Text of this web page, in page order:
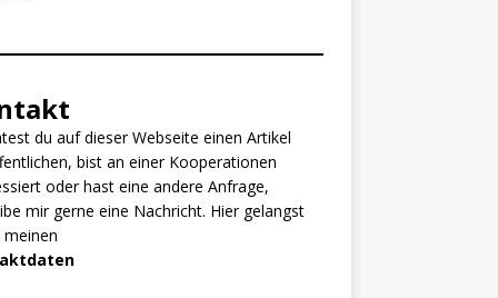
du auf dieser Webseite einen Artikel
bist an einer Kooperationen
oder hast eine andere Anfrage,
mir gerne eine Nachricht. Hier gelangst
meinen